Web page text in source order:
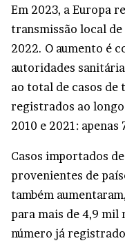
Em 2023, a Europa
transmissão local de
2022. O aumento é
autoridades
ao total de casos de
registrados ao
2010 e 2021: apenas
Casos importados
provenientes de
também
para mais de 4,9 mil
número já